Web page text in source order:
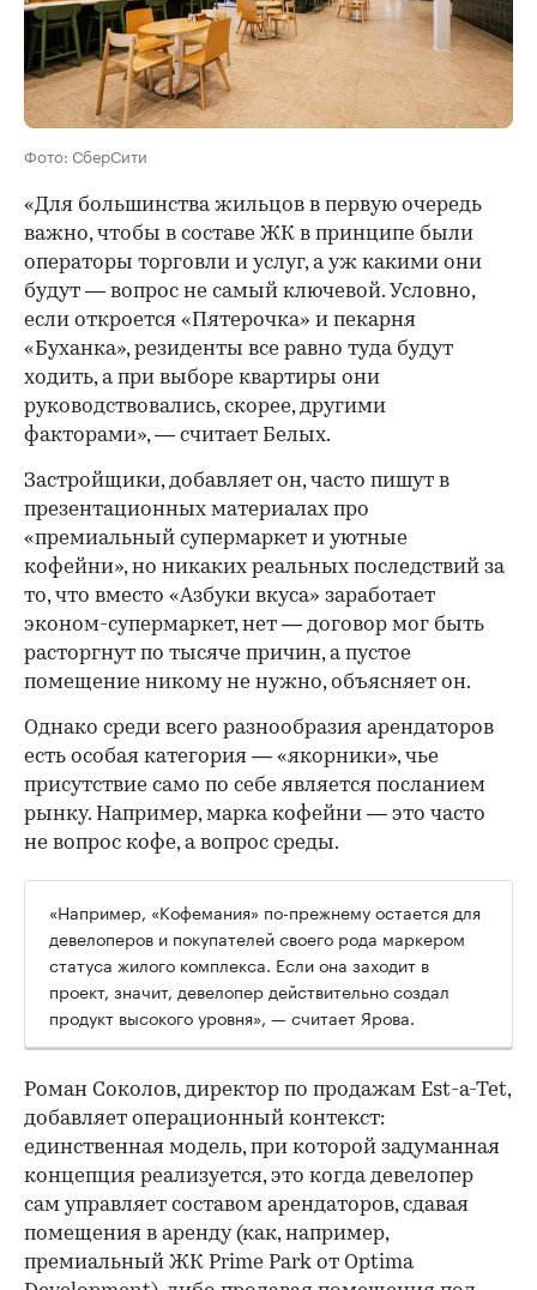
Фото: СберСити
«Для большинства жильцов в первую очередь
важно, чтобы в составе ЖК в принципе были
операторы торговли и услуг, а уж какими они
будут — вопрос не самый ключевой. Условно,
если откроется «Пятерочка» и пекарня
«Буханка», резиденты все равно туда будут
ходить, а при выборе квартиры они
руководствовались, скорее, другими
факторами», — считает Белых.
Застройщики, добавляет он, часто пишут в
презентационных материалах про
«премиальный супермаркет и уютные
кофейни», но никаких реальных последствий за
то, что вместо «Азбуки вкуса» заработает
эконом-супермаркет, нет — договор мог быть
расторгнут по тысяче причин, а пустое
помещение никому не нужно, объясняет он.
Однако среди всего разнообразия арендаторов
есть особая категория — «якорники», чье
присутствие само по себе является посланием
рынку. Например, марка кофейни — это часто
не вопрос кофе, а вопрос среды.
«Например, «Кофемания» по-прежнему остается для
девелоперов и покупателей своего рода маркером
статуса жилого комплекса. Если она заходит в
проект, значит, девелопер действительно создал
продукт высокого уровня», — считает Ярова.
Роман Соколов, директор по продажам Est-a-Tet,
добавляет операционный контекст:
единственная модель, при которой задуманная
концепция реализуется, это когда девелопер
сам управляет составом арендаторов, сдавая
помещения в аренду (как, например,
премиальный ЖК Prime Park от Optima